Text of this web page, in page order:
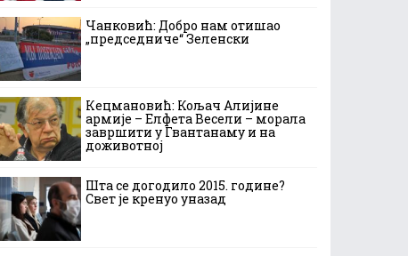
Чанковић: Добро нам отишао
„председниче“ Зеленски
Кецмановић: Кољач Алијине
армије – Елфета Весели – морала
завршити у Гвантанаму и на
доживотној
Шта се догодило 2015. године?
Свет је кренуо уназад